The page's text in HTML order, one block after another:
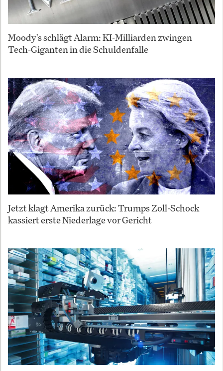
Moody's schlägt Alarm: KI-Milliarden zwingen
Tech-Giganten in die Schuldenfalle
Jetzt klagt Amerika zurück: Trumps Zoll-Schock
kassiert erste Niederlage vor Gericht